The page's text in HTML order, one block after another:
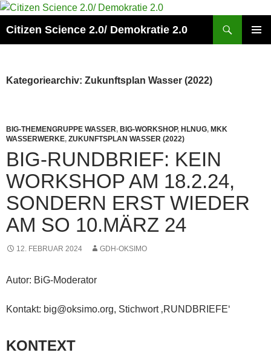
Zum
springen
Citizen Science 2.0/ Demokratie 2.0
Kategoriearchiv: Zukunftsplan Wasser (2022)
BIG-THEMENGRUPPE WASSER, BIG-WORKSHOP, HLNUG, MKK
WASSERWERKE, ZUKUNFTSPLAN WASSER (2022)
BIG-RUNDBRIEF: KEIN
WORKSHOP AM 18.2.24,
SONDERN ERST WIEDER
AM SO 10.MÄRZ 24
12. FEBRUAR 2024 GDH-OKSIMO
Autor: BiG-Moderator
Kontakt: big@oksimo.org, Stichwort ‚RUNDBRIEFE‘
KONTEXT